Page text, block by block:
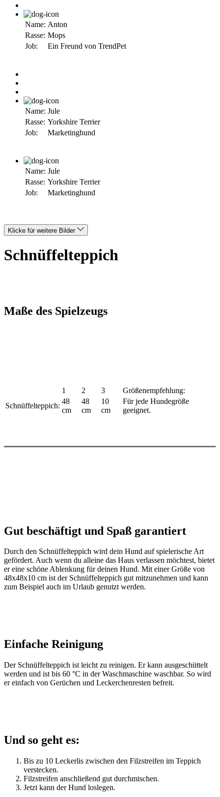
Name: Anton
Rasse: Mops
Job:
Ein Freund von TrendPet
Name: Jule
Rasse: Yorkshire Terrier
Job:
Marketinghund
Name: Jule
Rasse: Yorkshire Terrier
Job:
Marketinghund
Klicke für weitere Bilder
Schnüffelteppich
Maße des Spielzeugs
1 2 3
Größenempfehlung:
Schnüffelteppich:
48
cm
48
cm
10
cm
Für jede Hundegröße
geeignet.
Gut beschäftigt und Spaß garantiert
Durch den Schnüffelteppich wird dein Hund auf spielerische Art
gefördert. Auch wenn du alleine das Haus verlassen möchtest, bietet
er eine schöne Ablenkung für deinen Hund. Mit einer Größe von
48x48x10 cm ist der Schnüffelteppich gut mitzunehmen und kann
zum Beispiel auch im Urlaub genutzt werden.
Einfache Reinigung
Der Schnüffelteppich ist leicht zu reinigen. Er kann ausgeschüttelt
werden und ist bis 60 °C in der Waschmaschine waschbar. So wird
er einfach von Gerüchen und Leckerchenresten befreit.
Und so geht es:
Bis zu 10 Leckerlis zwischen den Filzstreifen im Teppich
verstecken.
Filzstreifen anschließend gut durchmischen.
Jetzt kann der Hund loslegen.